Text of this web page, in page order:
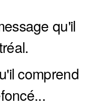
qu'il
comprend